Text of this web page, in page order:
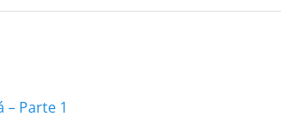
– Parte 1